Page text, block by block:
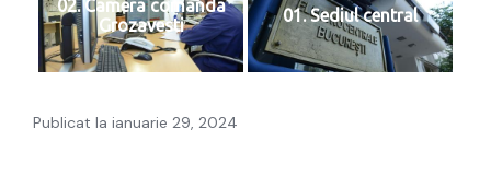
02. Camera comanda
Grozavesti
01. Sediul central
Publicat la ianuarie 29, 2024